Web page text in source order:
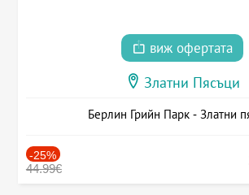
виж офертата
Златни Пясъци
Берлин Грийн Парк - Златни
-25%
44.99€